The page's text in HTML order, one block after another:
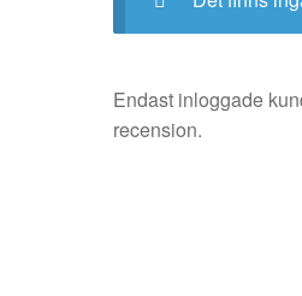
Endast inloggade
recension.